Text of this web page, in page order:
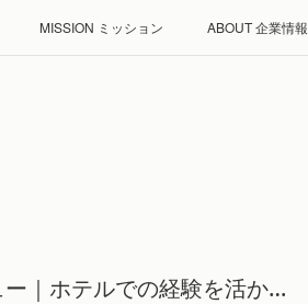
MISSION ミッション ABOUT 企業情報
｜ホテルでの経験を活か…